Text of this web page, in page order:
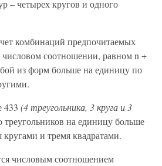
– четырех кругов и одного
комбинаций предпочитаемых
соотношении, равном n +
из форм больше на единицу по
433 (4 треугольника, 3 круга и 3
треугольников на единицу больше
и тремя квадратами.
числовым соотношением